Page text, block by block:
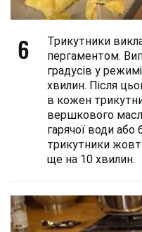
6
Трикутники
пергаментом.
градусів у
хвилин. Після
в кожен
вершкового
гарячої води
трикутники
ще на 10 хвилин.